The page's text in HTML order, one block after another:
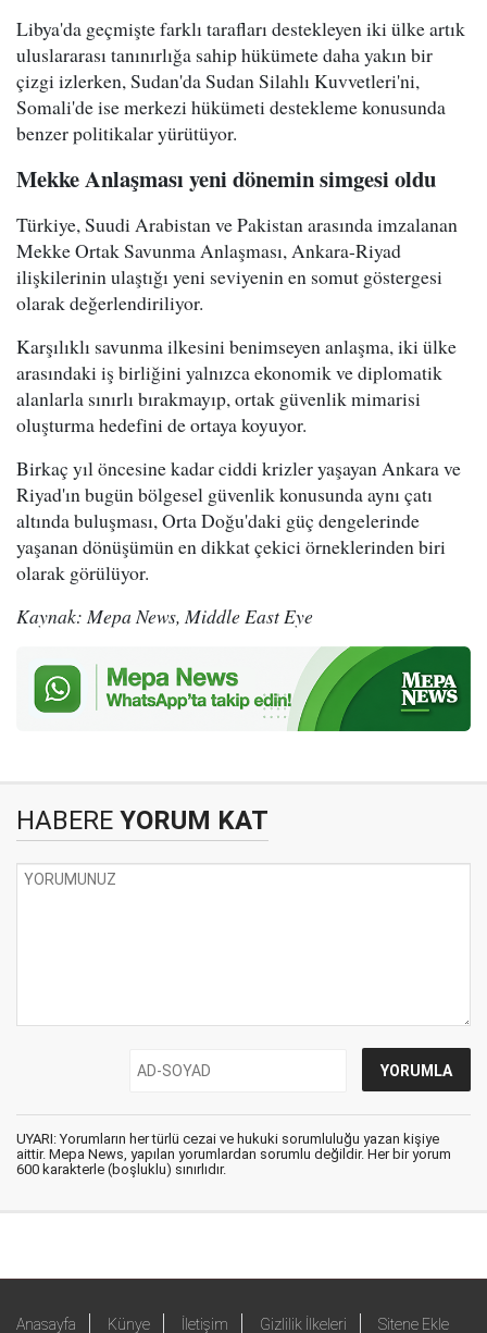
Libya'da geçmişte farklı tarafları destekleyen iki ülke artık
uluslararası tanınırlığa sahip hükümete daha yakın bir
çizgi izlerken, Sudan'da Sudan Silahlı Kuvvetleri'ni,
Somali'de ise merkezi hükümeti destekleme konusunda
benzer politikalar yürütüyor.
Mekke Anlaşması yeni dönemin simgesi oldu
Türkiye, Suudi Arabistan ve Pakistan arasında imzalanan
Mekke Ortak Savunma Anlaşması, Ankara-Riyad
ilişkilerinin ulaştığı yeni seviyenin en somut göstergesi
olarak değerlendiriliyor.
Karşılıklı savunma ilkesini benimseyen anlaşma, iki ülke
arasındaki iş birliğini yalnızca ekonomik ve diplomatik
alanlarla sınırlı bırakmayıp, ortak güvenlik mimarisi
oluşturma hedefini de ortaya koyuyor.
Birkaç yıl öncesine kadar ciddi krizler yaşayan Ankara ve
Riyad'ın bugün bölgesel güvenlik konusunda aynı çatı
altında buluşması, Orta Doğu'daki güç dengelerinde
yaşanan dönüşümün en dikkat çekici örneklerinden biri
olarak görülüyor.
Kaynak: Mepa News, Middle East Eye
HABERE YORUM KAT
UYARI: Yorumların her türlü cezai ve hukuki sorumluluğu yazan kişiye
aittir. Mepa News, yapılan yorumlardan sorumlu değildir. Her bir yorum
600 karakterle (boşluklu) sınırlıdır.
Anasayfa Künye İletişim Gizlilik İlkeleri Sitene Ekle